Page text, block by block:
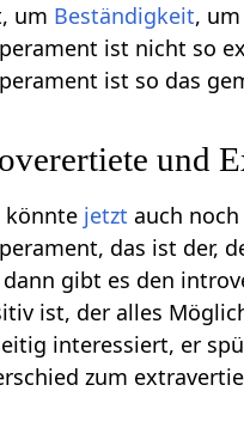
um Beständigkeit, um
ist nicht so
ist so das
und
könnte jetzt auch
das ist der,
gibt es den
ist, der alles
interessiert, er
zum